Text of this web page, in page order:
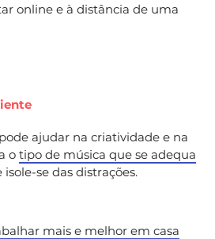
online e à distância de uma
ajudar na criatividade e na
o tipo de música que se adequa
isole-se das distrações.
mais e melhor em casa